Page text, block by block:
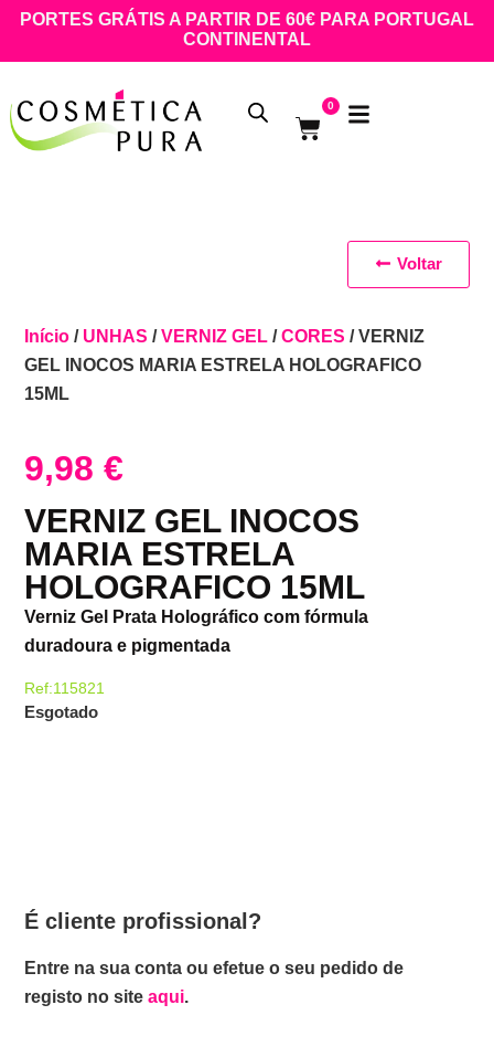
PORTES GRÁTIS A PARTIR DE 60€ PARA PORTUGAL
CONTINENTAL
0
Início / UNHAS /VERNIZ GEL /CORES / VERNIZ
GEL INOCOS MARIA ESTRELA HOLOGRAFICO
15ML
9,98€
VERNIZ GEL INOCOS
MARIA ESTRELA
HOLOGRAFICO 15ML
Verniz Gel Prata Holográfico com fórmula
duradoura e pigmentada
Ref:115821
Esgotado
É cliente profissional?
Entre na sua conta ou efetue o seu pedido de
registo no siteaqui.
Voltar